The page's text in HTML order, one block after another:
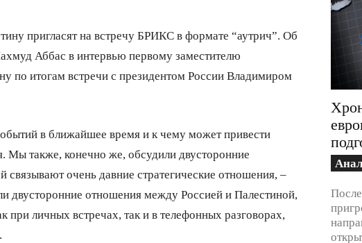
пригласят на встречу БРИКС в формате “аутрич”. Об
Аббас в интервью первому заместителю
по итогам встречи с президентом России Владимиром
в ближайшее время и к чему может привести
Мы также, конечно же, обсудили двусторонние
связывают очень давние стратегические отношения, –
двусторонние отношения между Россией и Палестиной,
при личных встречах, так и в телефонных разговорах,